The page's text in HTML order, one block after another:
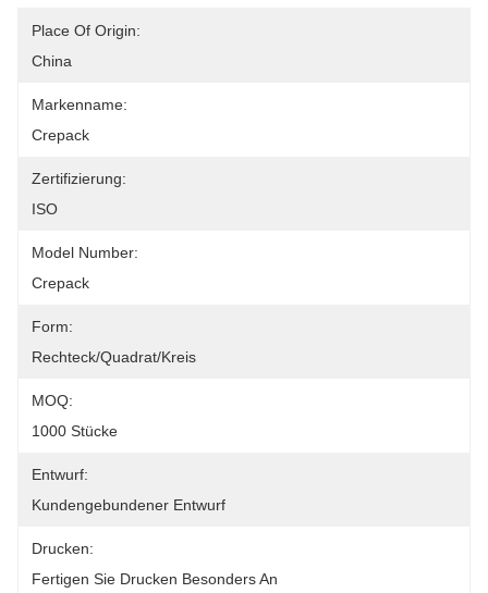
Place Of Origin:
China
Markenname:
Crepack
Zertifizierung:
ISO
Model Number:
Crepack
Form:
Rechteck/Quadrat/Kreis
MOQ:
1000 Stücke
Entwurf:
Kundengebundener Entwurf
Drucken:
Fertigen Sie Drucken Besonders An